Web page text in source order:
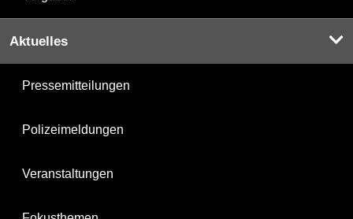
Aktuelles
Pressemitteilungen
Polizeimeldungen
Veranstaltungen